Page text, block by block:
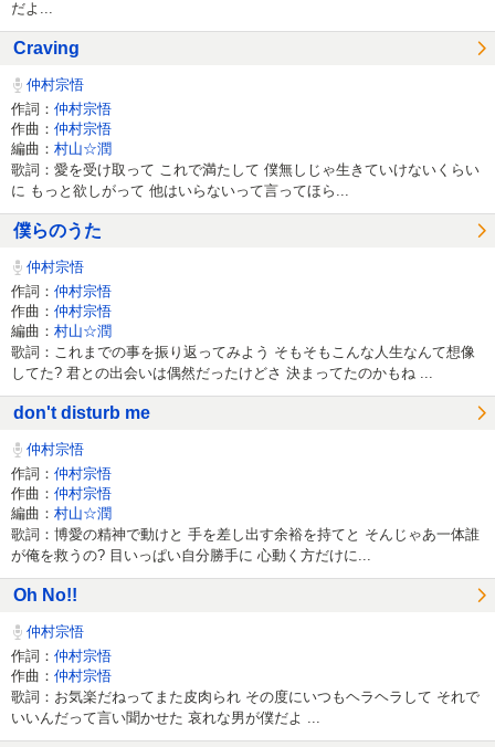
だよ...
Craving
仲村宗悟
作詞： 仲村宗悟
作曲： 仲村宗悟
編曲： 村山☆潤
歌詞：愛を受け取って これで満たして 僕無しじゃ生きていけないくらい
に もっと欲しがって 他はいらないって言ってほら...
僕らのうた
仲村宗悟
作詞： 仲村宗悟
作曲： 仲村宗悟
編曲： 村山☆潤
歌詞：これまでの事を振り返ってみよう そもそもこんな人生なんて想像
してた? 君との出会いは偶然だったけどさ 決まってたのかもね ...
don't disturb me
仲村宗悟
作詞： 仲村宗悟
作曲： 仲村宗悟
編曲： 村山☆潤
歌詞：博愛の精神で動けと 手を差し出す余裕を持てと そんじゃあ一体誰
が俺を救うの? 目いっぱい自分勝手に 心動く方だけに...
Oh No!!
仲村宗悟
作詞： 仲村宗悟
作曲： 仲村宗悟
歌詞：お気楽だねってまた皮肉られ その度にいつもヘラヘラして それで
いいんだって言い聞かせた 哀れな男が僕だよ ...